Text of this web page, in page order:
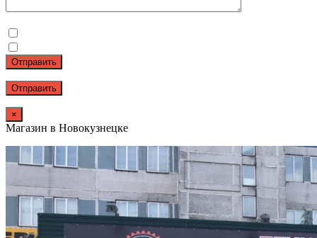
Отправить
×
Магазин в Новокузнецке